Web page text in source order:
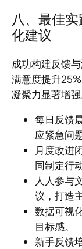
八、最佳
化建议
成功构建反馈
满意度提升
凝聚力显著增
每日反馈
应紧急问题
月度改进
同制定行
人人参与
议，打造
数据可视
目标感。
新手反馈